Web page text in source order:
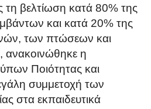
τη βελτίωση κατά 80% της
και κατά 20% της
των πτώσεων και
ανακοινώθηκε η
Ποιότητας και
συμμετοχή των
στα εκπαιδευτικά